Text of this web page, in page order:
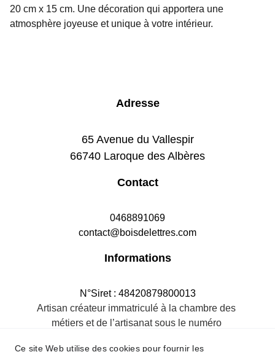
20 cm x 15 cm. Une décoration qui apportera une
atmosphère joyeuse et unique à votre intérieur.
Adresse
65 Avenue du Vallespir
66740 Laroque des Albères
Contact
0468891069
contact@boisdelettres.com
Informations
N°Siret : 48420879800013
Artisan créateur immatriculé à la chambre des
métiers et de l’artisanat sous le numéro
Ce site Web utilise des cookies pour fournir les